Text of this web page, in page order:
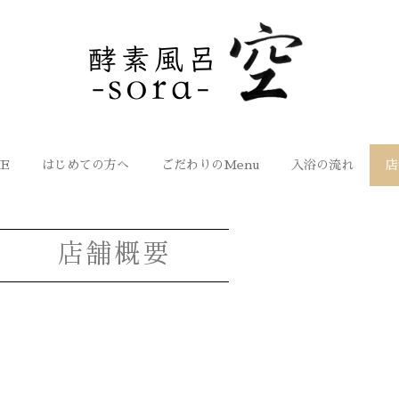
はじめての方へ ごだわりのMenu 入浴の流れ
店舗概要